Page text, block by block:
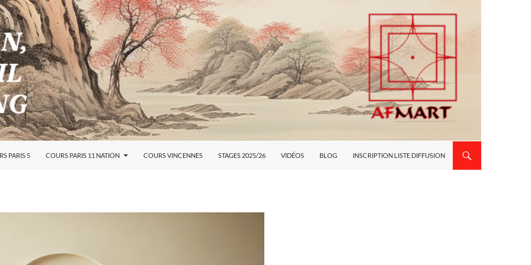
PARIS 5 COURS PARIS 11 NATION COURS VINCENNES STAGES 2025/26 VIDÉOS BLOG INSCRIPTION LISTE DIFFUSION